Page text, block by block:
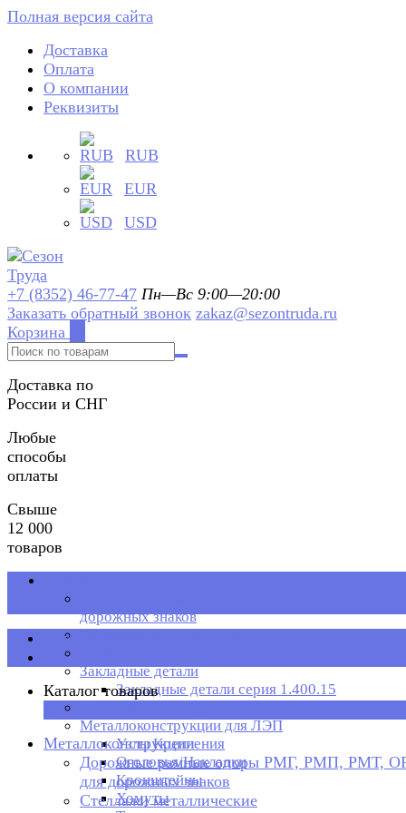
Полная версия сайта
Доставка
Оплата
О компании
Реквизиты
RUB
EUR
USD
+7 (8352) 46-77-47 Пн—Вс 9:00—20:00
Заказать обратный звонок zakaz@sezontruda.ru
Корзина
Доставка по
России и СНГ
Любые
способы
оплаты
Свыше
12 000
товаров
дорожных знаков
Стеллажи металлические
Закладные детали
Закладные детали серия 1.400.15
Металлоконструкции для ЛЭП
Узлы Крепления
Оголовья/Накладки
Кронштейны
Хомуты
Каталог товаров
Каталог товаров
Металлоконструкции
Дорожные рамные опоры РМГ, РМП, РМТ,
для дорожных знаков
Стеллажи металлические